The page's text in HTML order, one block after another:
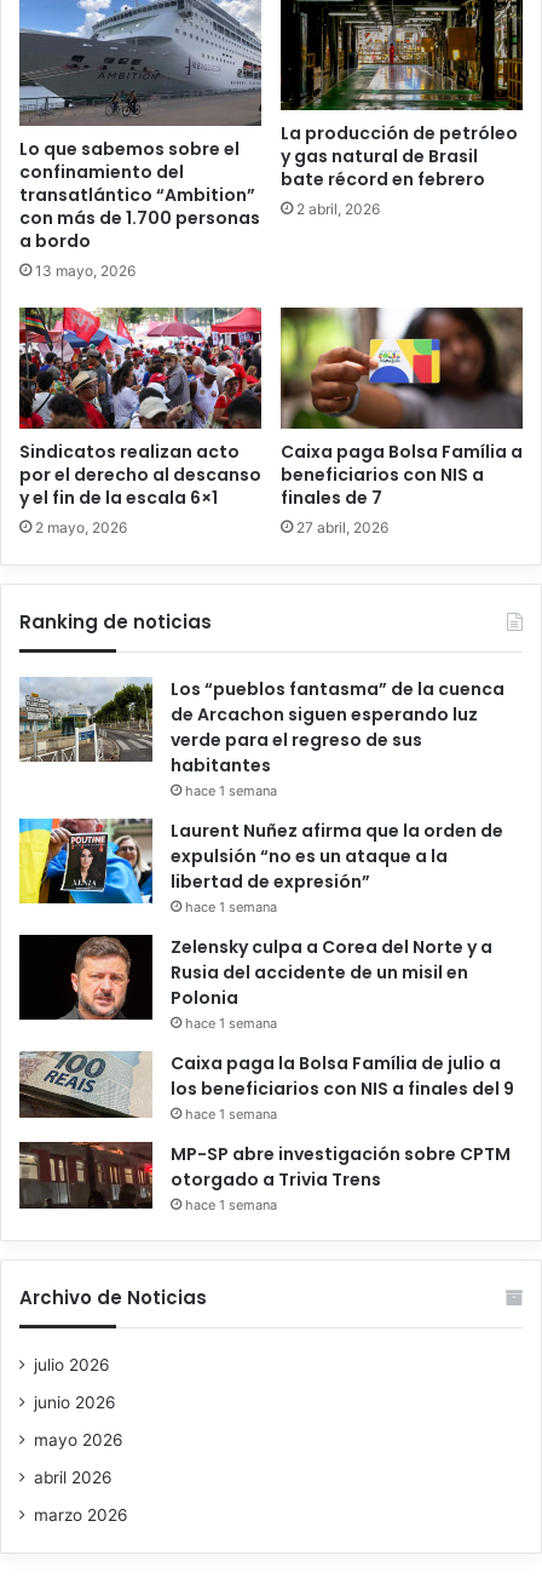
Lo que sabemos sobre el
confinamiento del
transatlántico “Ambition”
con más de 1.700 personas
a bordo
13 mayo, 2026
La producción de petróleo
y gas natural de Brasil
bate récord en febrero
2 abril, 2026
Sindicatos realizan acto
por el derecho al descanso
y el fin de la escala 6×1
2 mayo, 2026
Caixa paga Bolsa Família a
beneficiarios con NIS a
finales de 7
27 abril, 2026
Ranking de noticias
Los “pueblos fantasma” de la cuenca
de Arcachon siguen esperando luz
verde para el regreso de sus
habitantes
hace 1 semana
Laurent Nuñez afirma que la orden de
expulsión “no es un ataque a la
libertad de expresión”
hace 1 semana
Zelensky culpa a Corea del Norte y a
Rusia del accidente de un misil en
Polonia
hace 1 semana
Caixa paga la Bolsa Família de julio a
los beneficiarios con NIS a finales del 9
hace 1 semana
MP-SP abre investigación sobre CPTM
otorgado a Trivia Trens
hace 1 semana
Archivo de Noticias
julio 2026
junio 2026
mayo 2026
abril 2026
marzo 2026